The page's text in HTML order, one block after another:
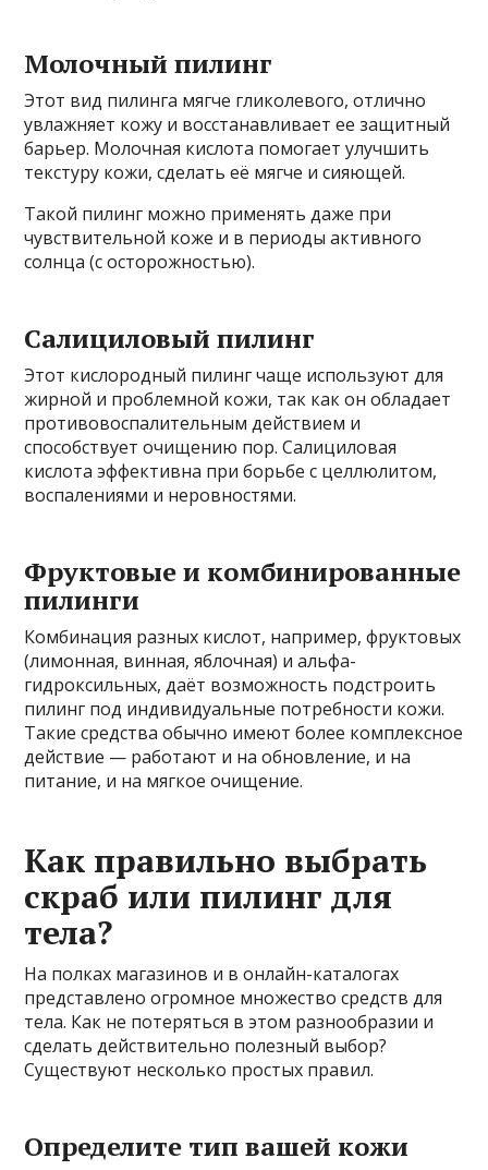
Молочный пилинг
Этот вид пилинга мягче гликолевого, отлично
увлажняет кожу и восстанавливает ее защитный
барьер. Молочная кислота помогает улучшить
текстуру кожи, сделать её мягче и сияющей.
Такой пилинг можно применять даже при
чувствительной коже и в периоды активного
солнца (с осторожностью).
Салициловый пилинг
Этот кислородный пилинг чаще используют для
жирной и проблемной кожи, так как он обладает
противовоспалительным действием и
способствует очищению пор. Салициловая
кислота эффективна при борьбе с целлюлитом,
воспалениями и неровностями.
Фруктовые и комбинированные
пилинги
Комбинация разных кислот, например, фруктовых
(лимонная, винная, яблочная) и альфа-
гидроксильных, даёт возможность подстроить
пилинг под индивидуальные потребности кожи.
Такие средства обычно имеют более комплексное
действие — работают и на обновление, и на
питание, и на мягкое очищение.
Как правильно выбрать
скраб или пилинг для
тела?
На полках магазинов и в онлайн-каталогах
представлено огромное множество средств для
тела. Как не потеряться в этом разнообразии и
сделать действительно полезный выбор?
Существуют несколько простых правил.
Определите тип вашей кожи